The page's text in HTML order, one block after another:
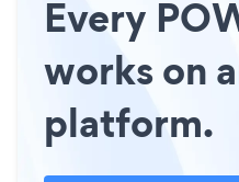
Every
works on
platform.